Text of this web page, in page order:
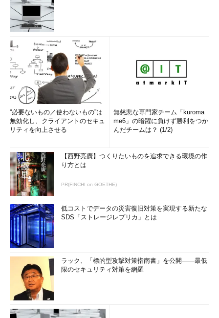
“必要ないもの／使わないもの”は
無効化し、クライアントのセキュ
リティを向上させる
無慈悲な専門家チーム「kuroma
me6」の暗躍に負けず勝利をつか
んだチームは？ (1/2)
【西野亮廣】つくりたいものを追求できる環境の作
り方とは
PR(FINCHI on GOETHE)
低コストでデータの災害復旧対策を実現する新たな
SDS「ストレージレプリカ」とは
ラック、「標的型攻撃対策指南書」を公開――最低
限のセキュリティ対策を網羅